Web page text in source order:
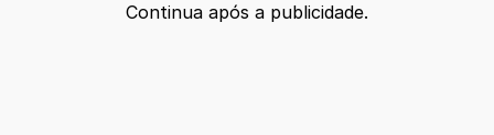
Continua após a publicidade.